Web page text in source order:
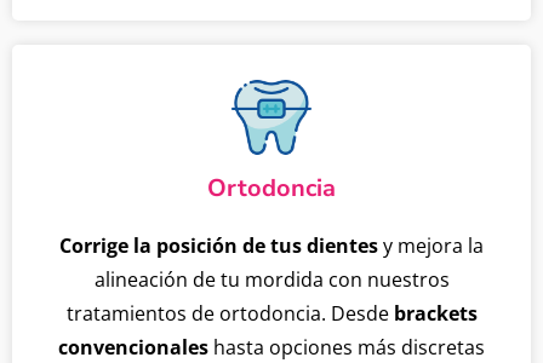
Ortodoncia
Corrige la posición de tus dientesy mejora la
alineación de tu mordida con nuestros
tratamientos de ortodoncia. Desde brackets
convencionales hasta opciones más discretas